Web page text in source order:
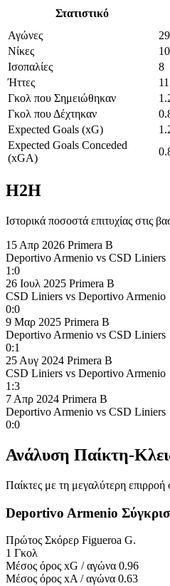
Στατιστικό
Αγώνες
29
Νίκες
10
Ισοπαλίες
8
Ήττες
11
Γκολ που Σημειώθηκαν
Γκολ που Δέχτηκαν
Expected Goals (xG)
Expected Goals Conceded
(xGA)
H2H
Ιστορικά ποσοστά επιτυχίας στις
15 Απρ 2026 Primera B
Deportivo Armenio vs CSD Liniers
1:0
26 Ιουλ 2025 Primera B
CSD Liniers vs Deportivo Armenio
0:0
9 Μαρ 2025 Primera B
Deportivo Armenio vs CSD Liniers
0:1
25 Αυγ 2024 Primera B
CSD Liniers vs Deportivo Armenio
1:3
7 Απρ 2024 Primera B
Deportivo Armenio vs CSD Liniers
0:0
Ανάλυση Παίκτη-
Παίκτες με τη μεγαλύτερη
Deportivo Armenio
Πρώτος Σκόρερ Figueroa G.
1 Γκολ
Μέσος όρος xG / αγώνα 0.96
Μέσος όρος xA / αγώνα 0.63